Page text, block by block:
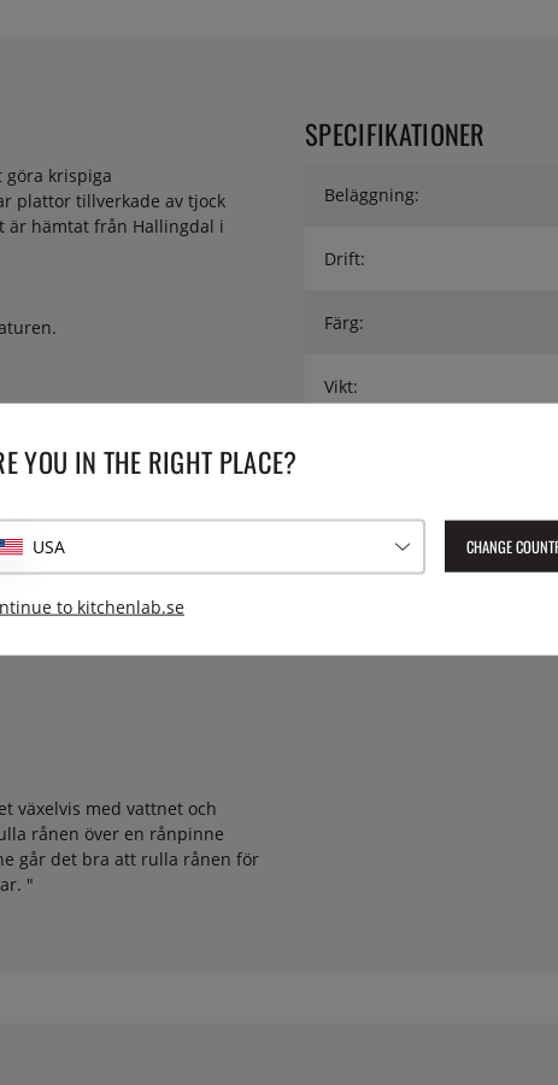
göra krispiga
plattor tillverkade av tjock
är hämtat från Hallingdal i
t ex glass eller bär och vispad
är varmt och böjligt. Forma
liten skål, böj ned kanterna och
växelvis med vattnet och
rånen över en rånpinne
går det bra att rulla rånen för
"
SPECIFIKATIONER
Beläggning:
Drift:
Färg:
Vikt:
YOU IN THE RIGHT PLACE?
USA CHANGE
to kitchenlab.se